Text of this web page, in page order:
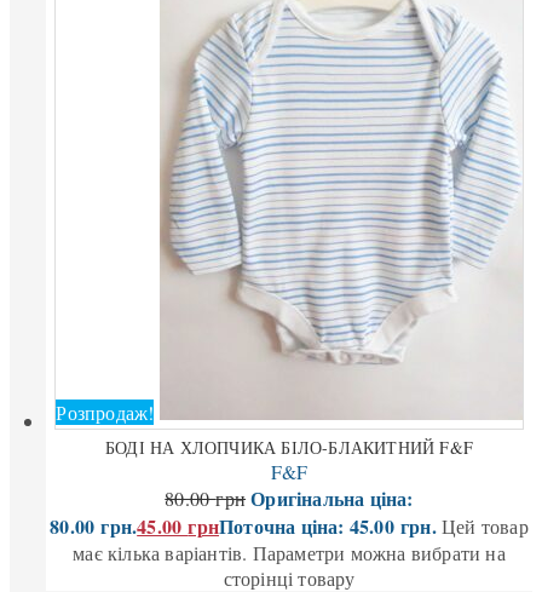
Розпродаж!
БОДІ НА ХЛОПЧИКА БІЛО-БЛАКИТНИЙ F&F
F&F
80.00грн Оригінальна ціна:
80.00 грн.45.00грнПоточна ціна: 45.00 грн. Цей товар
має кілька варіантів. Параметри можна вибрати на
сторінці товару